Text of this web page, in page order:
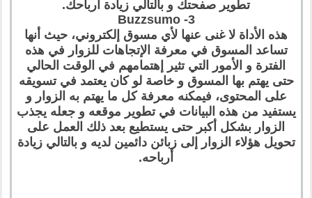
تطوير صفحتك و بالتالي زيادة أرباحك.
3- Buzzsumo
هذه الأداة لا غنى عنها لأي مسوق إلكتروني، حيث أنها
تساعد المسوق في معرفة الإتجاهات للزوار في هذه
الفترة و الأمور التي تثير إهتمامهم في الوقت الحالي
حتى يهتم بها المسوق و خاصة لو كان يعتمد في تسويقه
على المحتوى، فيمكنه معرفة كل ما يهتم به الزوار و
يستفيد من هذه البيانات في تطوير موقعه و جعله يجذب
الزوار بشكل أكبر حتى يستطيع بعد ذلك العمل على
تحويل هؤلاء الزوار إلى زبائن دائمين لديه و بالتالي زيادة
أرباحه.